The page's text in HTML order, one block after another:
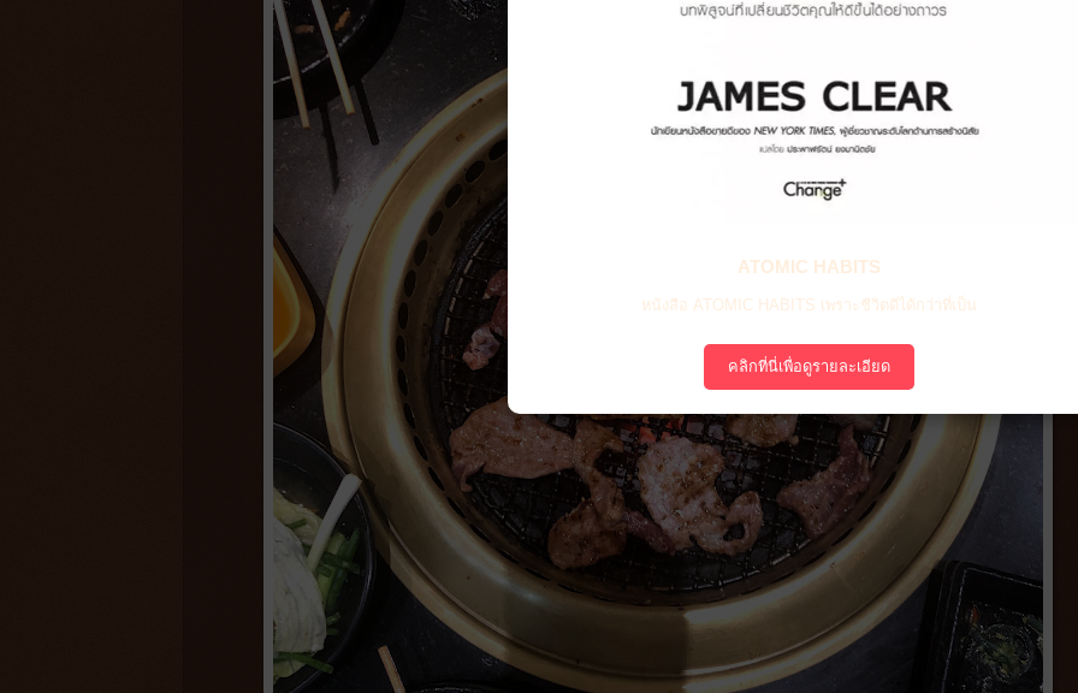
ATOMIC HABITS
หนังสือ ATOMIC HABITS เพราะชีวิตดีได้กว่าที่เป็น
คลิกที่นี่เพื่อดูรายละเอียด